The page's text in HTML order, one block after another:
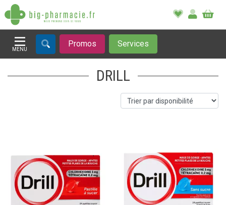
MENU
Afficher la navigation
Promos Services
DRILL